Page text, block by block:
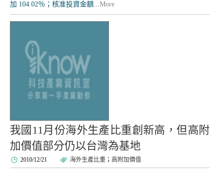
加 104.02％；核准投資金額...More
我國11月份海外生產比重創新高，但高附
加價值部分仍以台灣為基地
2010/12/21 海外生產比重 ； 高附加價值